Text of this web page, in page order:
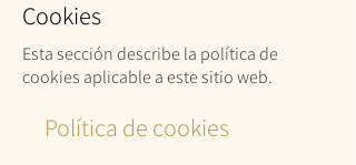
Cookies
Esta sección describe la política de
cookies aplicable a este sitio web.
Política de cookies